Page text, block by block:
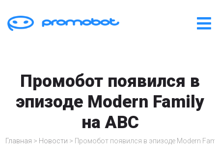
Промобот появился в
эпизоде Modern Family
на ABC
Главная > Новости > Промобот появился в эпизоде Modern